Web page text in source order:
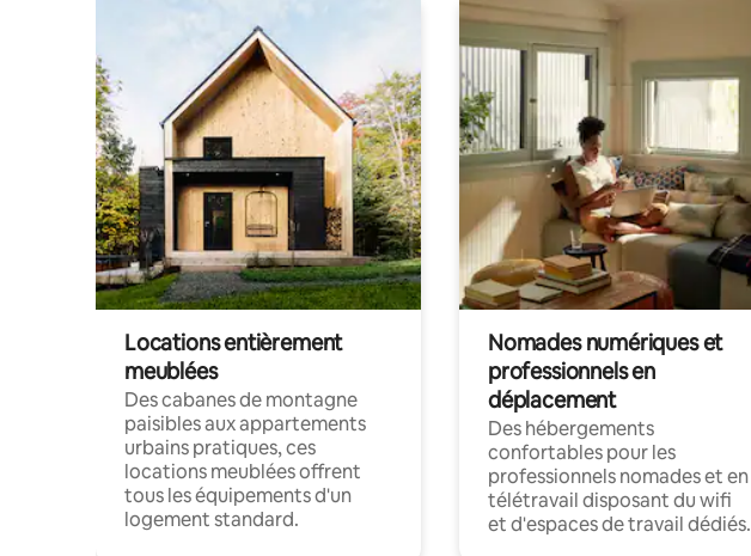
Locations entièrement
meublées
Des cabanes de montagne
paisibles aux appartements
urbains pratiques, ces
locations meublées offrent
tous les équipements d'un
logement standard.
Nomades numériques et
professionnels en
déplacement
Des hébergements
confortables pour les
professionnels nomades et en
télétravail disposant du wifi
et d'espaces de travail dédiés.